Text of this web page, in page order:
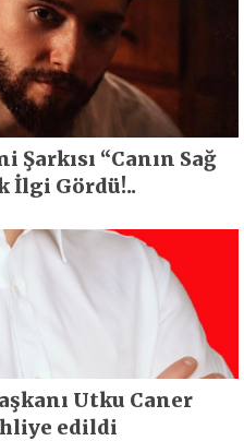
“Canın Sağ
İlgi Gördü!..
Utku Caner
edildi